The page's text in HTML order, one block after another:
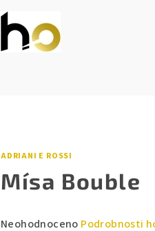
ADRIANI E ROSSI
Mísa Bouble
Průměrné
Neohodnoceno Podrobnosti